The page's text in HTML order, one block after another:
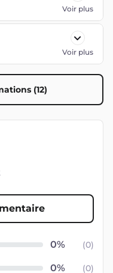
Voir plus
Voir plus
(12)
(0)
(0)